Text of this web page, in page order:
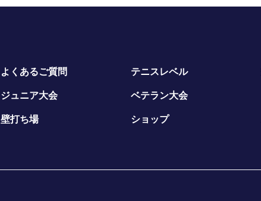
よくあるご質問 テニスレベル
ジュニア大会 ベテラン大会
壁打ち場 ショップ